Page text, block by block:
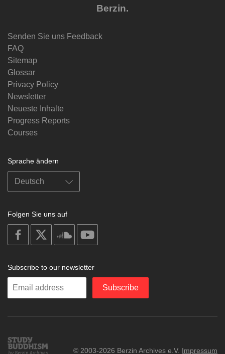
Berzin.
Senden Sie uns Feedback
FAQ
Sitemap
Glossar
Privacy Policy
Newsletter
Neueste Inhalte
Progress Reports
Courses
Sprache ändern
Folgen Sie uns auf
on
facebook
soundcloud
Subscribe to our newsletter
Enter
Subscribe
Study
Buddhism
© 2003-2026 Berzin Archives e.V. Impressum